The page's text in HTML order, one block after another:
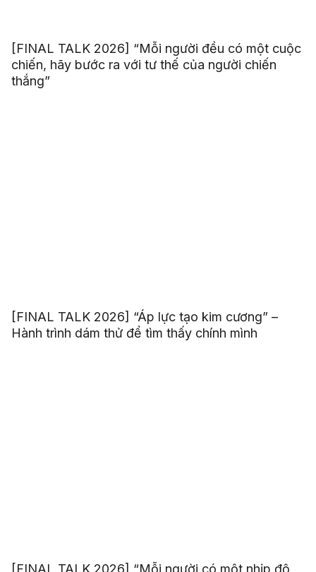
[FINAL TALK 2026] “Mỗi người đều có một cuộc
chiến, hãy bước ra với tư thế của người chiến
thắng”
[FINAL TALK 2026] “Áp lực tạo kim cương” –
Hành trình dám thử để tìm thấy chính mình
[FINAL TALK 2026] “Mỗi người có một nhịp độ